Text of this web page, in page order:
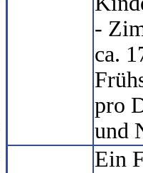
-
ca.
pro
und
Ein